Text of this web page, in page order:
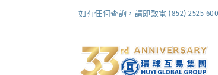
如有任何查詢，請即致電 (852) 2525